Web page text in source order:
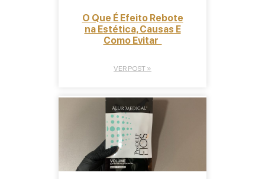
O Que É Efeito Rebote
na Estética, Causas E
Como Evitar
VER POST »